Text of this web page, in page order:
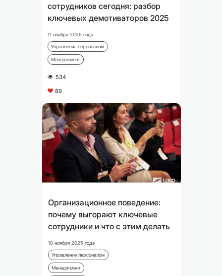
сотрудников сегодня: разбор
ключевых демотиваторов 2025
11 ноября 2025 года
Управление персоналом
Менеджмент
A 534
C 89
Организационное поведение:
почему выгорают ключевые
сотрудники и что с этим делать
10 ноября 2025 года
Управление персоналом
Менеджмент